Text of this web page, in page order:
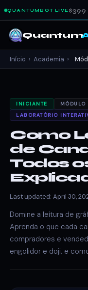
QUANTUMBOT LIVE $399
Quantum
Início › Academia ›
INICIANTE
LABORATÓRIO
Como
de
Todos
Last updated: April 30,
Domine a leitura de
Aprenda o que cada
compradores e
engolidor e doji, e